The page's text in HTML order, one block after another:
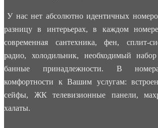
У нас нет абсолютно идентичных
разницу в интерьерах, в каждом
современная сантехника, фен, сплит-
радио, холодильник, необходимый
банные принадлежности. В
комфортности к Вашим услугам:
сейфы, ЖК телевизионные панели,
халаты.